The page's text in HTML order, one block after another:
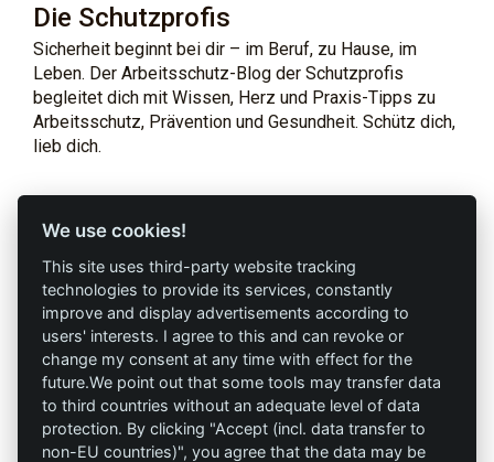
Die Schutzprofis
Sicherheit beginnt bei dir – im Beruf, zu Hause, im
Leben. Der Arbeitsschutz-Blog der Schutzprofis
begleitet dich mit Wissen, Herz und Praxis-Tipps zu
Arbeitsschutz, Prävention und Gesundheit. Schütz dich,
lieb dich.
Profi-Marken
AAV Arbeitsschutz
GmbH
Allprotec® Just work
safe
Omniprotect –
Onlineshop
Marketing
AGB`s
Datenschutz
Impressum
We use cookies!
This site uses third-party website tracking
technologies to provide its services, constantly
improve and display advertisements according to
users' interests. I agree to this and can revoke or
change my consent at any time with effect for the
future.We point out that some tools may transfer data
to third countries without an adequate level of data
protection. By clicking "Accept (incl. data transfer to
non-EU countries)", you agree that the data may be